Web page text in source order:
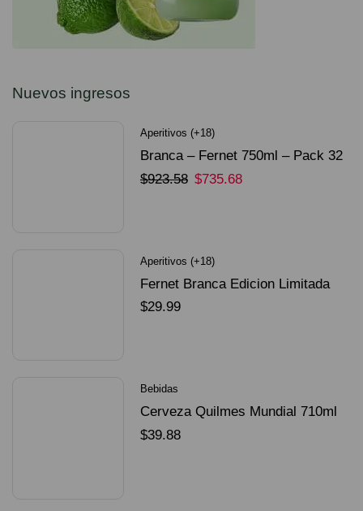
Nuevos ingresos
Aperitivos (+18)
Branca – Fernet 750ml – Pack 32
Unidades
$923.58 $735.68
Aperitivos (+18)
Fernet Branca Edicion Limitada
Dorado Mundial
$29.99
Bebidas
Cerveza Quilmes Mundial 710ml
packX4
$39.88